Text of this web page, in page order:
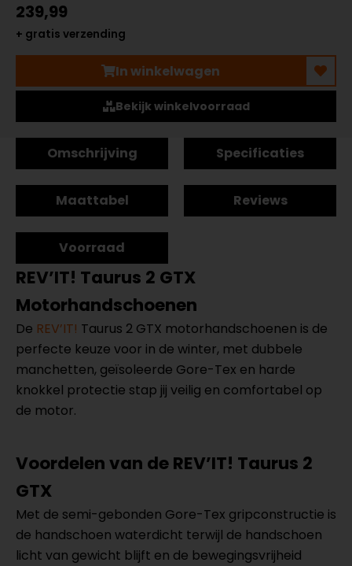
239,99
+ gratis verzending
In winkelwagen
Bekijk winkelvoorraad
Omschrijving Specificaties
Maattabel Reviews
Voorraad
REV’IT! Taurus 2 GTX
Motorhandschoenen
De REV’IT! Taurus 2 GTX motorhandschoenen is de
perfecte keuze voor in de winter, met dubbele
manchetten, geïsoleerde Gore-Tex en harde
knokkel protectie stap jij veilig en comfortabel op
de motor.
Voordelen van de REV’IT! Taurus 2
GTX
Met de semi-gebonden Gore-Tex gripconstructie is
de handschoen waterdicht terwijl de handschoen
licht van gewicht blijft en de bewegingsvrijheid